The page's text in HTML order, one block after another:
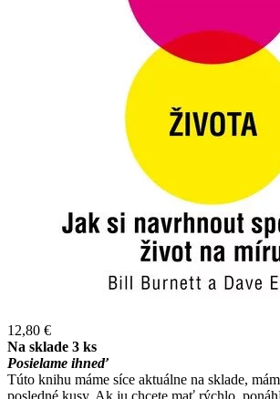
12,80 €
Na sklade 3 ks
Posielame ihneď
Túto knihu máme síce aktuálne na sklade,
posledné kusy. Ak ju chcete mať rýchlo,